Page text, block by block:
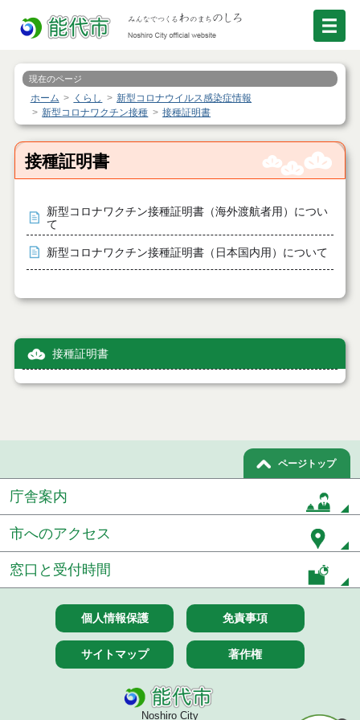
現在のページ
ホーム くらし
新型コロナウイルス感染症情報
新型コロナワクチン接種
接種証明書
接種証明書
新型コロナワクチン接種証明書（海外渡航者用）につい
て
新型コロナワクチン接種証明書（日本国内用）について
接種証明書
ページトップ
庁舎案内
市へのアクセス
窓口と受付時間
個人情報保護 免責事項
サイトマップ 著作権
Noshiro City